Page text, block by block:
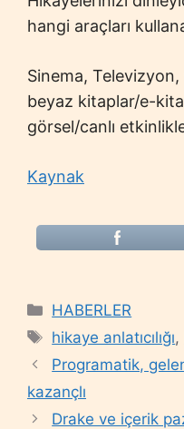
hangi araçları
Sinema,
beyaz kitaplar/e-
görsel/canlı
Kaynak
Categories
HABERLER
Tags
hikaye anlatıcılığı,
Programatik,
kazançlı
Drake ve içerik